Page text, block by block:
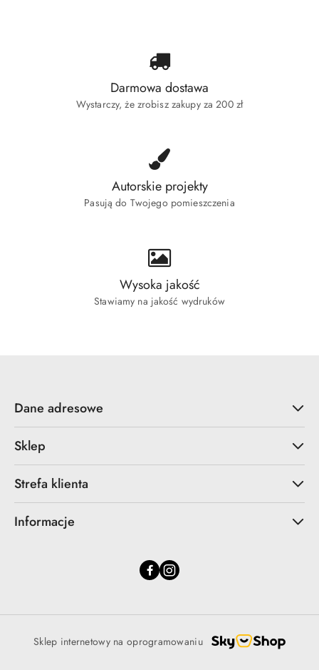
Darmowa dostawa
Wystarczy, że zrobisz zakupy za 200 zł
Autorskie projekty
Pasują do Twojego pomieszczenia
Wysoka jakość
Stawiamy na jakość wydruków
Dane adresowe
Sklep
Strefa klienta
Informacje
Sklep internetowy na oprogramowaniu